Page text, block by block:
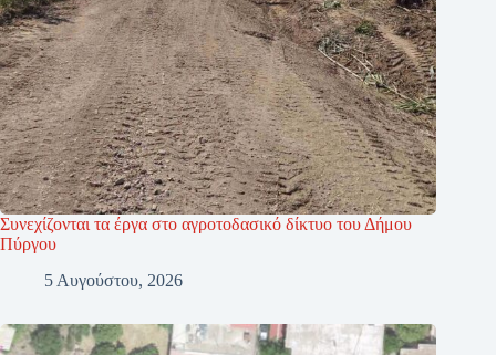
Συνεχίζονται τα έργα στο αγροτοδασικό δίκτυο του Δήμου
Πύργου
5 Αυγούστου, 2026